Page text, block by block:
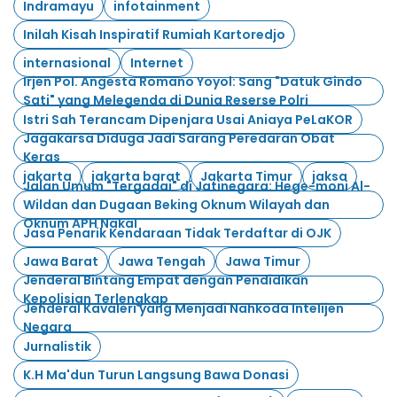
Indramayu
infotainment
Inilah Kisah Inspiratif Rumiah Kartoredjo
internasional
Internet
Irjen Pol. Angesta Romano Yoyol: Sang "Datuk Gindo
Sati" yang Melegenda di Dunia Reserse Polri
Istri Sah Terancam Dipenjara Usai Aniaya PeLaKOR
Jagakarsa Diduga Jadi Sarang Peredaran Obat
Keras
jakarta
jakarta barat Jakarta Timur jaksa
Jalan Umum "Tergadai" di Jatinegara: Hege-moni Al-
Wildan dan Dugaan Beking Oknum Wilayah dan
Oknum APH Nakal
Jasa Penarik Kendaraan Tidak Terdaftar di OJK
Jawa Barat
Jawa Tengah
Jawa Timur
Jenderal Bintang Empat dengan Pendidikan
Kepolisian Terlengkap
Jenderal Kavaleri yang Menjadi Nahkoda Intelijen
Negara
Jurnalistik
K.H Ma'dun Turun Langsung Bawa Donasi